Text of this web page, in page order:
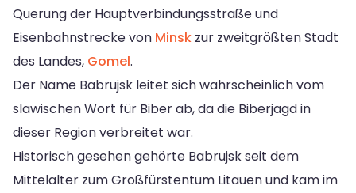
Querung der Hauptverbindungsstraße und
Eisenbahnstrecke von Minsk zur zweitgrößten Stadt
des Landes, Gomel.
Der Name Babrujsk leitet sich wahrscheinlich vom
slawischen Wort für Biber ab, da die Biberjagd in
dieser Region verbreitet war.
Historisch gesehen gehörte Babrujsk seit dem
Mittelalter zum Großfürstentum Litauen und kam im